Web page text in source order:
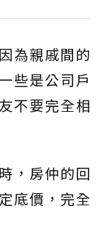
為親戚間的
些是公司戶
不要完全相
，房仲的回
底價，完全